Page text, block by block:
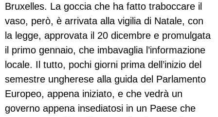
Bruxelles. La goccia che ha fatto traboccare il
vaso, però, è arrivata alla vigilia di Natale, con
la legge, approvata il 20 dicembre e promulgata
il primo gennaio, che imbavaglia l’informazione
locale. Il tutto, pochi giorni prima dell’inizio del
semestre ungherese alla guida del Parlamento
Europeo, appena iniziato, e che vedrà un
governo appena insediatosi in un Paese che